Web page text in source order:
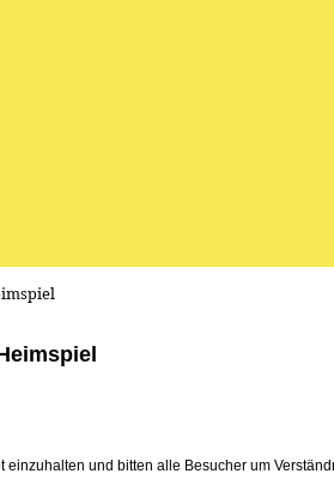
und bitten alle Besucher um